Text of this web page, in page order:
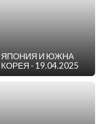
ЯПОНИЯ И ЮЖНА
КОРЕЯ - 19.04.2025